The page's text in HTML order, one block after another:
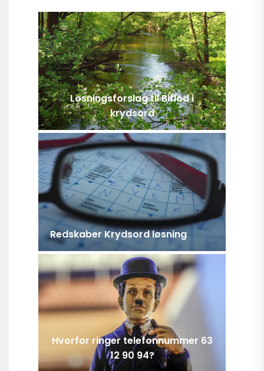
Løsningsforslag til Biflod i
krydsord
Redskaber Krydsord løsning
Hvorfor ringer telefonnummer 63
12 90 94?